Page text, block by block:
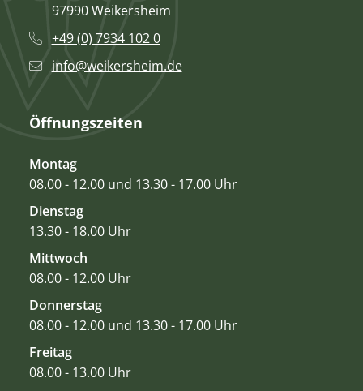
97990 Weikersheim
+49 (0) 7934 102 0
info@weikersheim.de
Öffnungszeiten
Montag
08.00 - 12.00 und 13.30 - 17.00 Uhr
Dienstag
13.30 - 18.00 Uhr
Mittwoch
08.00 - 12.00 Uhr
Donnerstag
08.00 - 12.00 und 13.30 - 17.00 Uhr
Freitag
08.00 - 13.00 Uhr